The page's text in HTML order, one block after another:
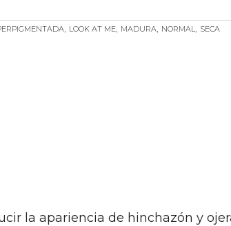
, LOOK AT ME, MADURA, NORMAL , SECA
la apariencia de hinchazón y